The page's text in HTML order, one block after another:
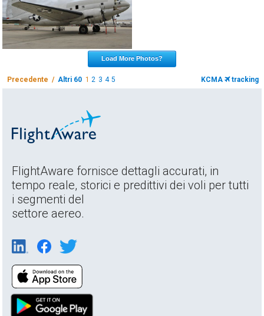
Load More Photos?
Precedente /Altri 60 12 3 4 5 KCMA tracking
FlightAware fornisce dettagli accurati, in
tempo reale, storici e predittivi dei voli per tutti
i segmenti del
settore aereo.